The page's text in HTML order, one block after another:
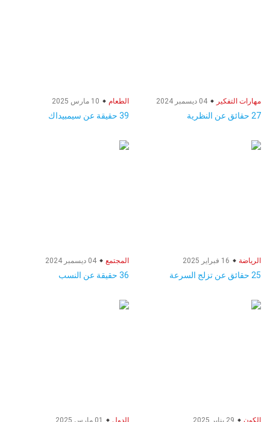
مهارات التفكير
27 حقائق عن النظرية
الطعام
39 حقيقة عن سيمبيداك
الرياضة
25 حقائق عن تزلج السرعة
المجتمع
36 حقيقة عن النسب
الكون الدول